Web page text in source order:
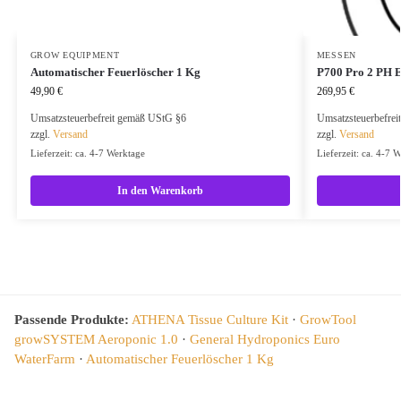
GROW EQUIPMENT
Automatischer Feuerlöscher 1 Kg
49,90 €
Umsatzsteuerbefreit gemäß UStG §6
zzgl. Versand
Lieferzeit: ca. 4-7 Werktage
In den Warenkorb
MESSEN
P700 Pro 2 PH
269,95 €
zzgl. Versand
Lieferzeit: ca. 4-7
Passende Produkte: ATHENA Tissue Culture Kit · GrowTool
growSYSTEM Aeroponic 1.0 · General Hydroponics Euro
WaterFarm · Automatischer Feuerlöscher 1 Kg